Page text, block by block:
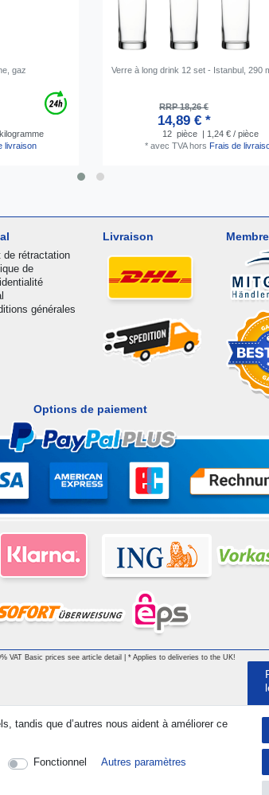
gaz
livraison
Verre à long drink 12 set - Istanbul, 290
RRP 18,26 €
14,89 € *
12 pièce
| 1,24 € / pièce
* avec TVAhors Frais de
de rétractation
de
générales
Livraison
Options de paiement
VAT Basic prices see article detail | * Applies to deliveries to the UK!
tandis que d’autres nous aident à améliorer ce
Fonctionnel Autres paramètres